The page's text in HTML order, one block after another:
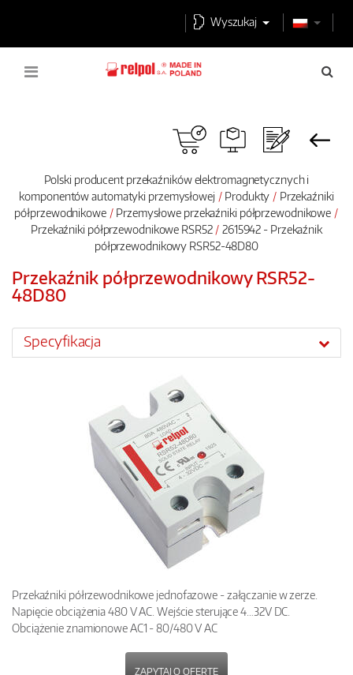
Wyszukaj
Polski producent przekaźników elektromagnetycznych i
komponentów automatyki przemysłowej
Produkty
Przekaźniki
półprzewodnikowe
Przemysłowe przekaźniki półprzewodnikowe
Przekaźniki półprzewodnikowe RSR52
2615942 - Przekaźnik
półprzewodnikowy RSR52-48D80
Przekaźnik półprzewodnikowy RSR52-
48D80
Specyfikacja
Przekaźniki półrzewodnikowe jednofazowe - załączanie w zerze.
Napięcie obciążenia 480 V AC. Wejście sterujące 4…32V DC.
Obciążenie znamionowe AC1 - 80/480 V AC
ZAPYTAJ O OFERTĘ